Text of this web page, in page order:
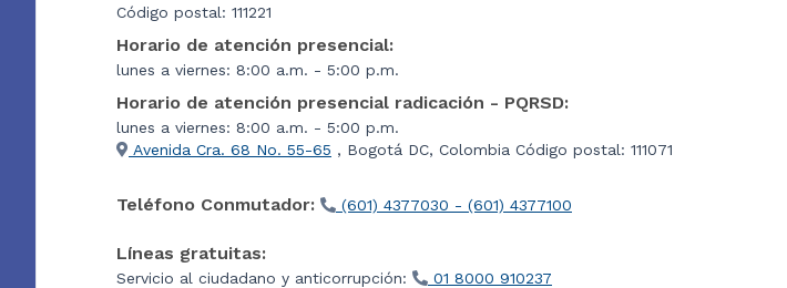
Código postal: 111221
Horario de atención presencial:
lunes a viernes: 8:00 a.m. - 5:00 p.m.
Horario de atención presencial radicación - PQRSD:
lunes a viernes: 8:00 a.m. - 5:00 p.m.
Avenida Cra. 68 No. 55-65 , Bogotá DC, Colombia Código postal: 111071
Teléfono Conmutador: (601) 4377030 - (601) 4377100
Líneas gratuitas:
Servicio al ciudadano y anticorrupción:
01 8000 910237